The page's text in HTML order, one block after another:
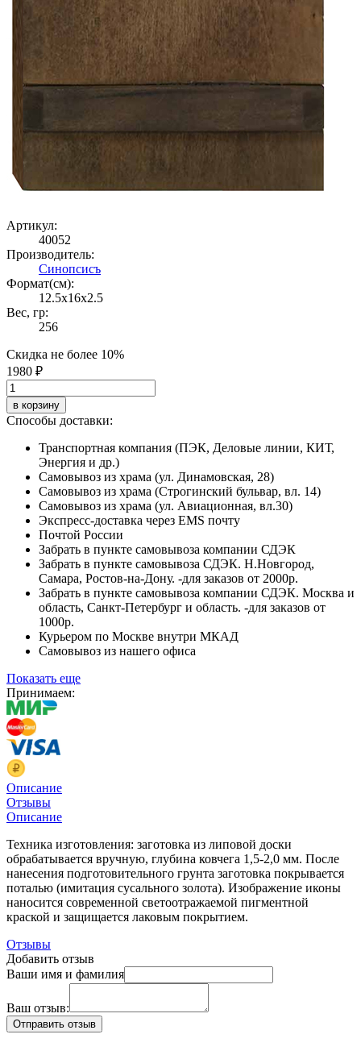
Артикул:
40052
Производитель:
Синопсисъ
Формат(cм):
12.5x16x2.5
Вес, гр:
256
Скидка не более 10%
1980 ₽
в корзину
Способы доставки:
Транспортная компания (ПЭК, Деловые линии, КИТ,
Энергия и др.)
Самовывоз из храма (ул. Динамовская, 28)
Самовывоз из храма (Строгинский бульвар, вл. 14)
Самовывоз из храма (ул. Авиационная, вл.30)
Экспресс-доставка через EMS почту
Почтой России
Забрать в пункте самовывоза компании СДЭК
Забрать в пункте самовывоза СДЭК. Н.Новгород,
Самара, Ростов-на-Дону. -для заказов от 2000р.
Забрать в пункте самовывоза компании СДЭК. Москва и
область, Санкт-Петербург и область. -для заказов от
1000р.
Курьером по Москве внутри МКАД
Самовывоз из нашего офиса
Показать еще
Принимаем:
Описание
Отзывы
Описание
Техника изготовления: заготовка из липовой доски
обрабатывается вручную, глубина ковчега 1,5-2,0 мм. После
нанесения подготовительного грунта заготовка покрывается
поталью (имитация сусального золота). Изображение иконы
наносится современной светоотражаемой пигментной
краской и защищается лаковым покрытием.
Отзывы
Добавить отзыв
Ваши имя и фамилия
Ваш отзыв: